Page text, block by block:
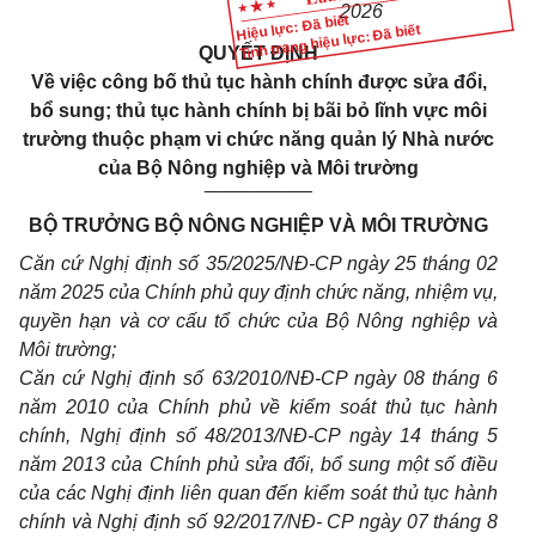
Hiệu lực: Đã biết
Tình trạng hiệu lực: Đã biết
2026
QUYẾT ĐỊNH
Về việc công bố thủ tục hành chính được sửa đổi,
bổ sung; thủ tục hành chính bị bãi bỏ lĩnh vực môi
trường thuộc phạm vi chức năng quản lý Nhà nước
của Bộ Nông nghiệp và Môi trường
__________
BỘ TRƯỞNG BỘ NÔNG NGHIỆP VÀ MÔI TRƯỜNG
Căn cứ Nghị định số 35/2025/NĐ-CPngày 25 tháng 02
năm 2025 của Chính phủ quy định chức năng, nhiệm vụ,
quyền hạn và cơ cấu tổ chức của Bộ Nông nghiệp và
Môi trường;
Căn cứ Nghị định số 63/2010/NĐ-CPngày 08 tháng 6
năm 2010 của Chính phủ về kiểm soát thủ tục hành
chính, Nghị định số 48/2013/NĐ-CPngày 14 tháng 5
năm 2013 của Chính phủ sửa đổi, bổ sung một số điều
của các Nghị định liên quan đến kiểm soát thủ tục hành
chính và Nghị định số 92/2017/NĐ- CPngày 07 tháng 8